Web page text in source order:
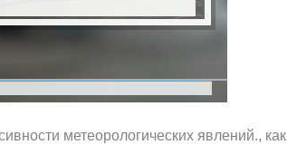
метеорологических явлений., как